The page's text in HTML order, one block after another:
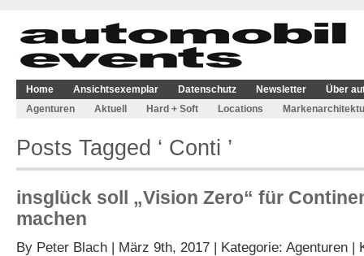
Home Ansichtsexemplar Datenschutz Newsletter
Über
Agenturen
Aktuell Hard + Soft Locations
Posts Tagged ‘ Conti ’
insglück soll „Vision Zero“ für
machen
By Peter Blach | März 9th, 2017 | Kategorie: Agenturen |